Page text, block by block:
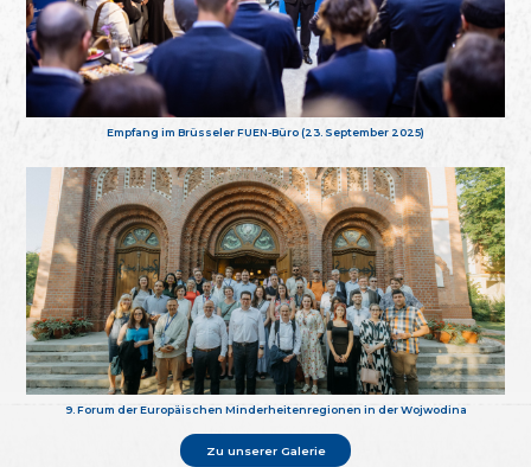
Empfang im Brüsseler FUEN-Büro (23. September 2025)
9. Forum der Europäischen Minderheitenregionen in der Wojwodina
Zu unserer Galerie